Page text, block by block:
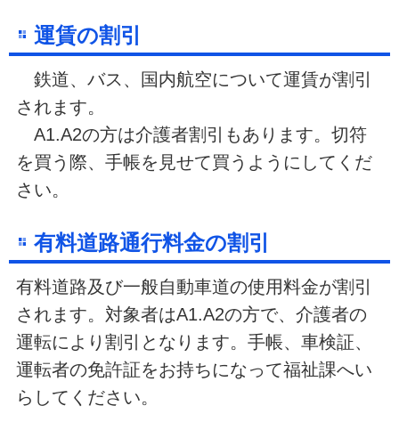
運賃の割引
鉄道、バス、国内航空について運賃が割引
されます。
A1.A2の方は介護者割引もあります。切符
を買う際、手帳を見せて買うようにしてくだ
さい。
有料道路通行料金の割引
有料道路及び一般自動車道の使用料金が割引
されます。対象者はA1.A2の方で、介護者の
運転により割引となります。手帳、車検証、
運転者の免許証をお持ちになって福祉課へい
らしてください。